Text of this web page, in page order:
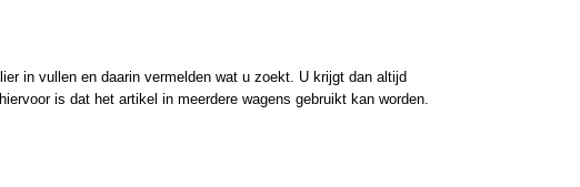
in vullen en daarin vermelden wat u zoekt. U krijgt dan altijd
is dat het artikel in meerdere wagens gebruikt kan worden.